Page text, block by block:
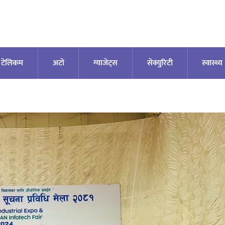
टेलिकम अटाे ग्याजेट्स सेक्युरिटी स्वास्थ्य